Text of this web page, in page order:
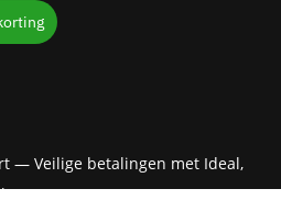
— Veilige betalingen met Ideal,